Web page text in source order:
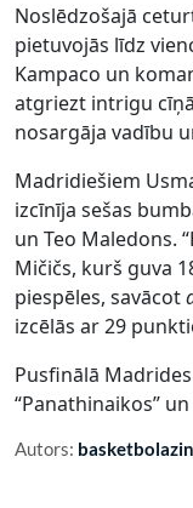
Noslēdzošajā
pietuvojās līdz
Kampaco un
atgriezt intrigu
nosargāja vadību
Madridiešiem
izcīnīja sešas
un Teo Maledons.
Mičičs, kurš guva
piespēles, savācot
izcēlās ar 29
Pusfinālā
“Panathinaikos”
Autors: